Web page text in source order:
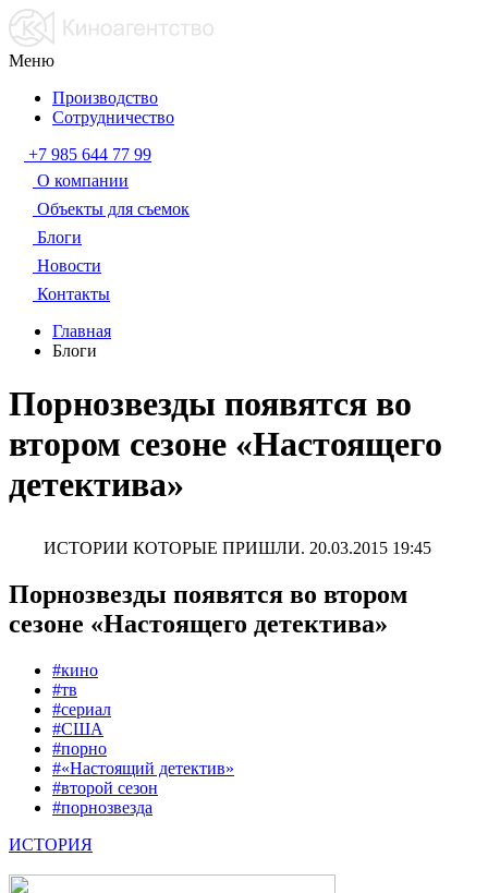
Меню
Производство
Сотрудничество
+7 985 644 77 99
О компании
Объекты для съемок
Блоги
Новости
Контакты
Главная
Блоги
Порнозвезды появятся во
втором сезоне «Настоящего
детектива»
ИСТОРИИ КОТОРЫЕ ПРИШЛИ. 20.03.2015 19:45
Порнозвезды появятся во втором
сезоне «Настоящего детектива»
#кино
#тв
#сериал
#США
#порно
#«Настоящий детектив»
#второй сезон
#порнозвезда
ИСТОРИЯ